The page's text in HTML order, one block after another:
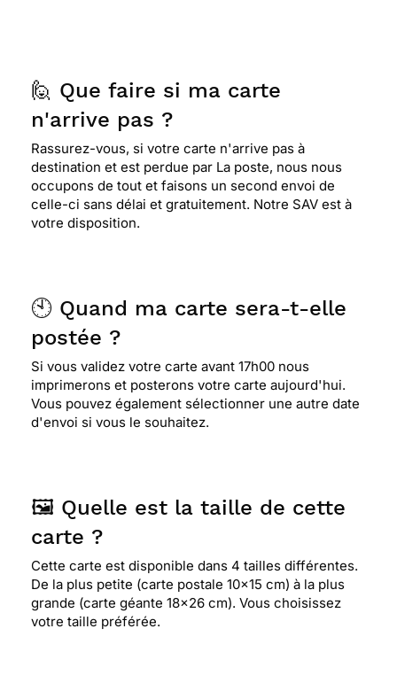
🙋 Que faire si ma carte
n'arrive pas ?
Rassurez-vous, si votre carte n'arrive pas à
destination et est perdue par La poste, nous nous
occupons de tout et faisons un second envoi de
celle-ci sans délai et gratuitement. Notre SAV est à
votre disposition.
🕙 Quand ma carte sera-t-elle
postée ?
Si vous validez votre carte avant 17h00 nous
imprimerons et posterons votre carte aujourd'hui.
Vous pouvez également sélectionner une autre date
d'envoi si vous le souhaitez.
🖼️ Quelle est la taille de cette
carte ?
Cette carte est disponible dans 4 tailles différentes.
De la plus petite (carte postale 10x15 cm) à la plus
grande (carte géante 18x26 cm). Vous choisissez
votre taille préférée.